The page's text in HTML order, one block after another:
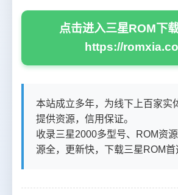
点击进入三星ROM下载
https://
本站成立多年，为线下上百家实
提供资源，信用保证。
收录三星2000多型号、ROM资
源全，更新快，下载三星ROM首